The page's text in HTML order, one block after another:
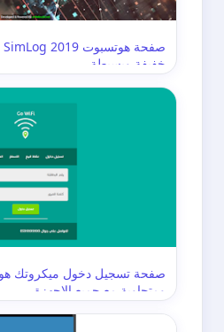
خفيفة وبسيطة
ومتجاوبة مع جميع الاجهزة